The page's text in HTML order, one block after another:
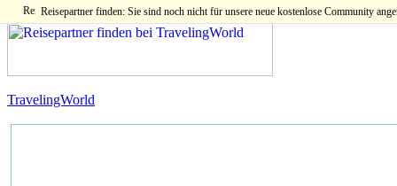
Reisepartner finden: Sie sind noch nicht für unsere neue kostenlose Community
TravelingWorld